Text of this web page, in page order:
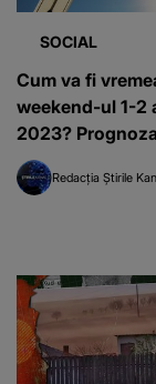
SOCIAL
Cum va fi
weekend-ul 1-2
2023?
Redacția Știrile